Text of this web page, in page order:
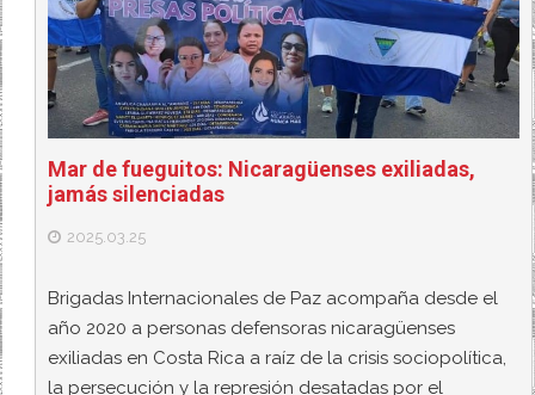
Mar de fueguitos: Nicaragüenses exiliadas,
jamás silenciadas
2025.03.25
Brigadas Internacionales de Paz acompaña desde el
año 2020 a personas defensoras nicaragüenses
exiliadas en Costa Rica a raíz de la crisis sociopolítica,
la persecución y la represión desatadas por el